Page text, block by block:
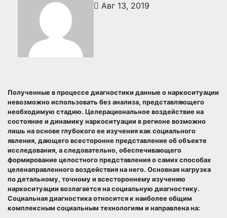
Авг 13, 2019
Полученные в процессе диагностики данные о наркоситуации
невозможно использовать без анализа, представляющего
необходимую стадию. Целерациональное воздействие на
состояние и динамику наркоситуации в регионе возможно
лишь на основе глубокого ее изучения как социального
явления, дающего всесторонне представление об объекте
исследования, а следовательно, обеспечивающего
формирование целостного представления о самих способах
целенаправленного воздействия на него. Основная нагрузка
по детальному, точному и всестороннему изучению
наркоситуации возлагается на социальную диагностику.
Социальная диагностика относится к наиболее общим
комплексным социальным технологиям и направлена на: